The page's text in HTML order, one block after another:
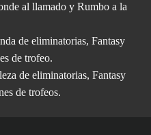
al llamado y Rumbo a la
de eliminatorias, Fantasy
de trofeo.
de eliminatorias, Fantasy
de trofeos.